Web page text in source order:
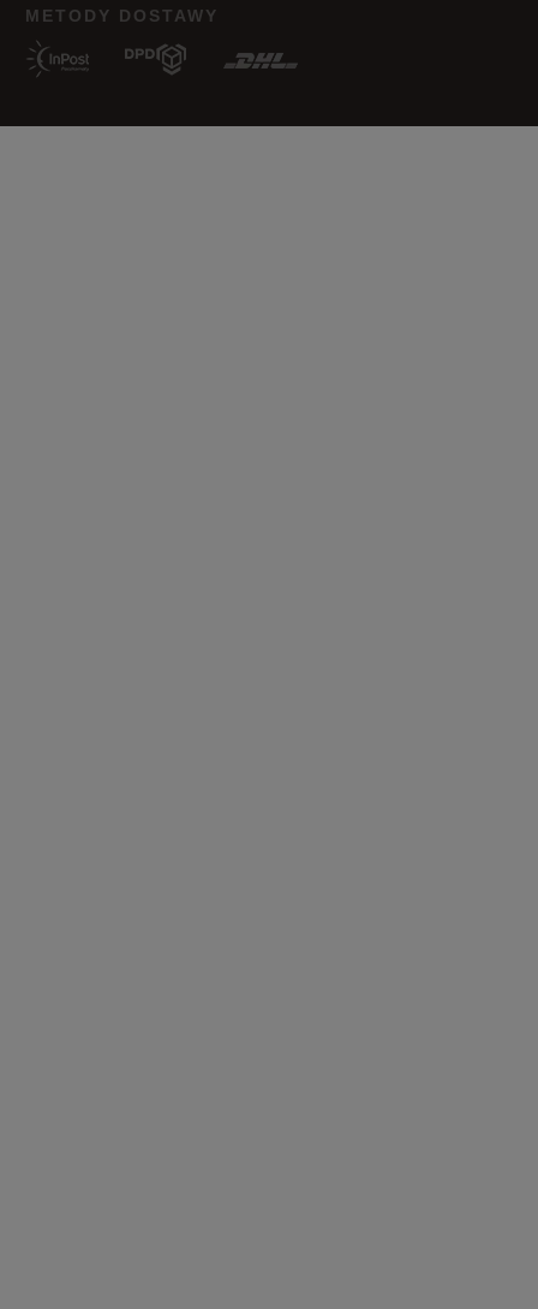
METODY DOSTAWY